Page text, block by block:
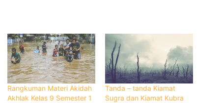
Rangkuman Materi Akidah
Akhlak Kelas 9 Semester 1
Tanda – tanda Kiamat
Sugra dan Kiamat Kubra